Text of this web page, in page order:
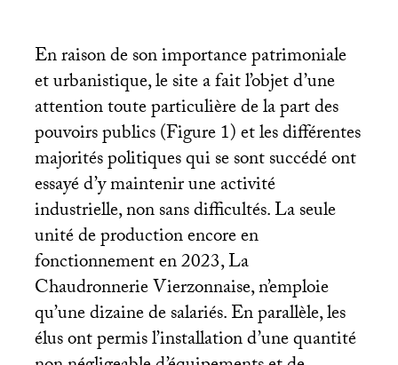
En raison de son importance patrimoniale
et urbanistique, le site a fait l’objet d’une
attention toute particulière de la part des
pouvoirs publics (Figure 1) et les différentes
majorités politiques qui se sont succédé ont
essayé d’y maintenir une activité
industrielle, non sans difficultés. La seule
unité de production encore en
fonctionnement en 2023, La
Chaudronnerie Vierzonnaise, n’emploie
qu’une dizaine de salariés. En parallèle, les
élus ont permis l’installation d’une quantité